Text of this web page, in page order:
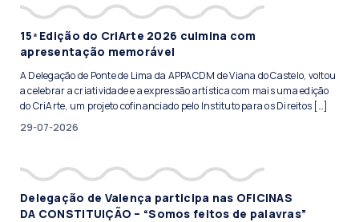
15ª Edição do CriArte 2026 culmina com
apresentação memorável
A Delegação de Ponte de Lima da APPACDM de Viana do Castelo, voltou
a celebrar a criatividade e a expressão artística com mais uma edição
do CriArte, um projeto cofinanciado pelo Instituto para os Direitos […]
29-07-2026
Delegação de Valença participa nas OFICINAS
DA CONSTITUIÇÃO – “Somos feitos de palavras”